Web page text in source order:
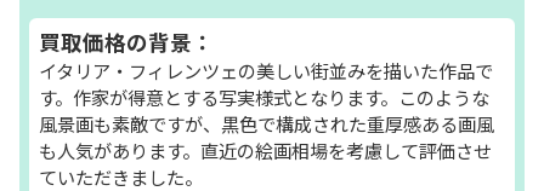
買取価格の背景：
イタリア・フィレンツェの美しい街並みを描いた作品で
す。作家が得意とする写実様式となります。このような
風景画も素敵ですが、黒色で構成された重厚感ある画風
も人気があります。直近の絵画相場を考慮して評価させ
ていただきました。